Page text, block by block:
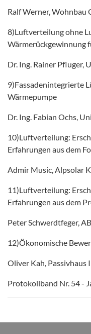
Ralf Werner, Wohnbau
8)Luftverteilung ohne
Wärmerückgewinnung
Dr. Ing. Rainer Pfluger,
9)Fassadenintegrierte
Wärmepumpe
Dr. Ing. Fabian Ochs,
10)Luftverteilung:
Erfahrungen aus dem
Admir Music, Alpsolar
11)Luftverteilung:
Erfahrungen aus dem
Peter Schwerdtfeger,
12)Ökonomische
Oliver Kah, Passivhaus
Protokollband Nr. 54 -